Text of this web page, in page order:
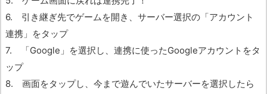
6. 引き継ぎ先でゲームを開き、サーバー選択の「アカウント
連携」をタップ
7. 「Google」を選択し、連携に使ったGoogleアカウントをタ
ップ
8. 画面をタップし、今まで遊んでいたサーバーを選択したら